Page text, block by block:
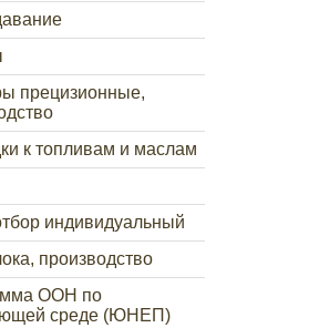
прецизионные,
к топливам и маслам
индивидуальный
производство
ООН по
среде (ЮНЕП)